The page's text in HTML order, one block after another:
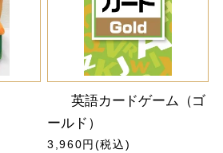
英語カードゲーム（ゴ
ールド）
3,960円(税込)